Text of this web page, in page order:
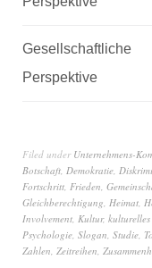
Gesellschaftliche
Perspektive
Filed under Unternehmens-
Botschaft, Demokratie,
Fortschritt, Frieden,
Gleichberechtigung, Heimat,
Involvement, Kultur,
Psychologie, Slogan, Studie,
Zahlen, Zeitreihen,